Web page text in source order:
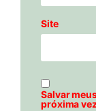
Site
Salvar
próxima